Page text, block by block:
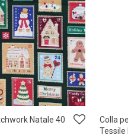
Natale 40
Colla
Tessile